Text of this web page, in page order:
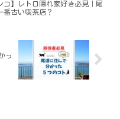
コ】レトロ隠れ家好き必見｜尾
番古い喫茶店？
っ